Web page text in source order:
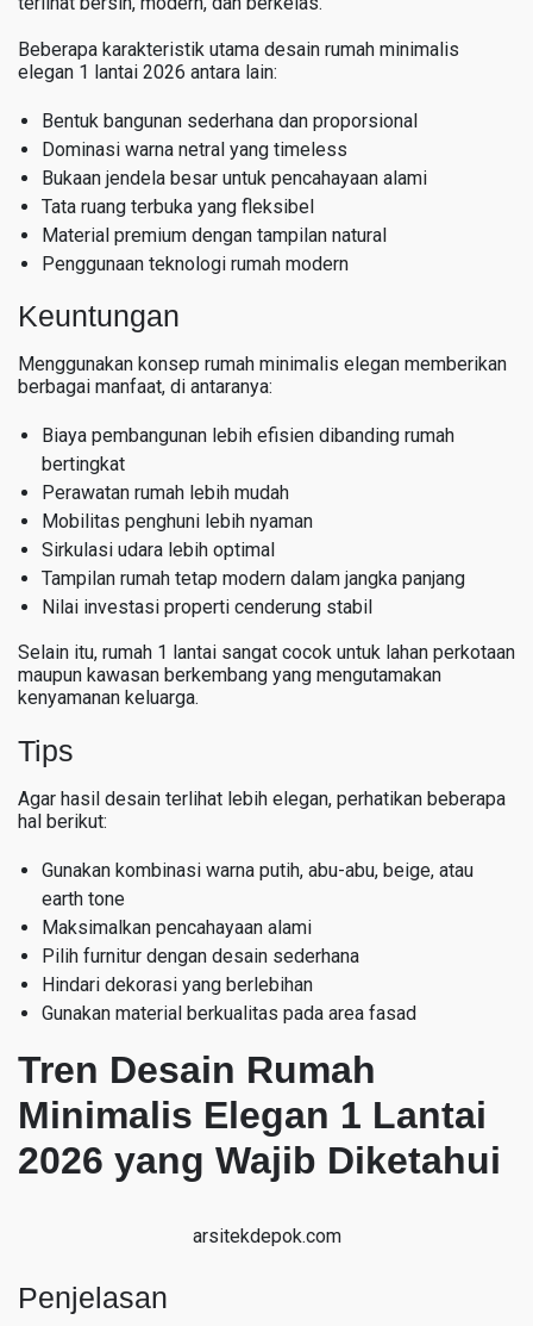
Beberapa karakteristik utama desain rumah minimalis
elegan 1 lantai 2026 antara lain:
Bentuk bangunan sederhana dan proporsional
Dominasi warna netral yang timeless
Bukaan jendela besar untuk pencahayaan alami
Tata ruang terbuka yang fleksibel
Material premium dengan tampilan natural
Penggunaan teknologi rumah modern
Keuntungan
Menggunakan konsep rumah minimalis elegan memberikan
berbagai manfaat, di antaranya:
Biaya pembangunan lebih efisien dibanding rumah
bertingkat
Perawatan rumah lebih mudah
Mobilitas penghuni lebih nyaman
Sirkulasi udara lebih optimal
Tampilan rumah tetap modern dalam jangka panjang
Nilai investasi properti cenderung stabil
Selain itu, rumah 1 lantai sangat cocok untuk lahan perkotaan
maupun kawasan berkembang yang mengutamakan
kenyamanan keluarga.
Tips
Agar hasil desain terlihat lebih elegan, perhatikan beberapa
hal berikut:
Gunakan kombinasi warna putih, abu-abu, beige, atau
earth tone
Maksimalkan pencahayaan alami
Pilih furnitur dengan desain sederhana
Hindari dekorasi yang berlebihan
Gunakan material berkualitas pada area fasad
Tren Desain Rumah
Minimalis Elegan 1 Lantai
2026 yang Wajib Diketahui
arsitekdepok.com
Penjelasan